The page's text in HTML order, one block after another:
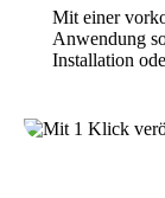
Mit einer
Anwendung
Installation